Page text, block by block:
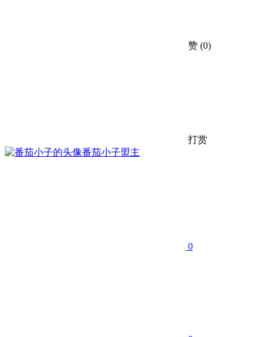
赞 (0)
打赏
番茄小子盟主
0